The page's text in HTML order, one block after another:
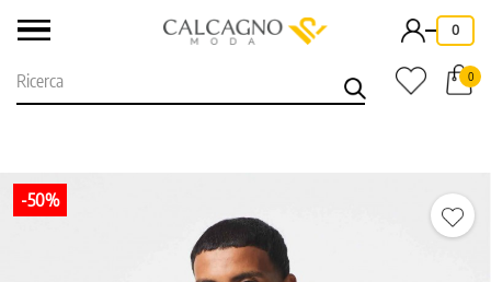
- 0
0
-50%